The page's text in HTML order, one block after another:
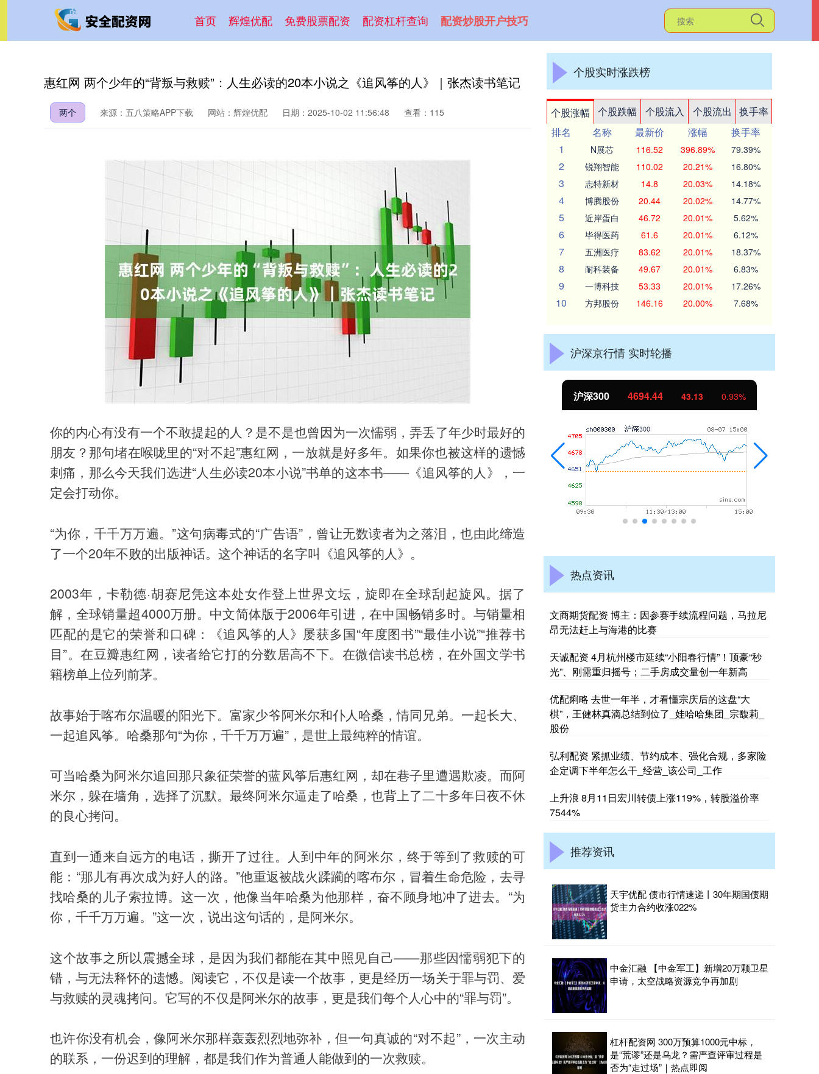
首页 辉煌优配 免费股票配资 配资杠杆查询 配资炒股开户技巧
惠红网 两个少年的“背叛与救赎”：人生必读的20本小说之《追风筝的人》｜张杰读书笔记
两个 来源：五八策略APP下载 网站：辉煌优配 日期：2025-10-02 11:56:48 查看：115
你的内心有没有一个不敢提起的人？是不是也曾因为一次懦弱，弄丢了年少时最好的
朋友？那句堵在喉咙里的“对不起”惠红网，一放就是好多年。如果你也被这样的遗憾
刺痛，那么今天我们选进“人生必读20本小说”书单的这本书——《追风筝的人》，一
定会打动你。
“为你，千千万万遍。”这句病毒式的“广告语”，曾让无数读者为之落泪，也由此缔造
了一个20年不败的出版神话。这个神话的名字叫《追风筝的人》。
2003年，卡勒德·胡赛尼凭这本处女作登上世界文坛，旋即在全球刮起旋风。据了
解，全球销量超4000万册。中文简体版于2006年引进，在中国畅销多时。与销量相
匹配的是它的荣誉和口碑：《追风筝的人》屡获多国“年度图书”“最佳小说”“推荐书
目”。在豆瓣惠红网，读者给它打的分数居高不下。在微信读书总榜，在外国文学书
籍榜单上位列前茅。
故事始于喀布尔温暖的阳光下。富家少爷阿米尔和仆人哈桑，情同兄弟。一起长大、
一起追风筝。哈桑那句“为你，千千万万遍”，是世上最纯粹的情谊。
可当哈桑为阿米尔追回那只象征荣誉的蓝风筝后惠红网，却在巷子里遭遇欺凌。而阿
米尔，躲在墙角，选择了沉默。最终阿米尔逼走了哈桑，也背上了二十多年日夜不休
的良心拷问。
直到一通来自远方的电话，撕开了过往。人到中年的阿米尔，终于等到了救赎的可
能：“那儿有再次成为好人的路。”他重返被战火蹂躏的喀布尔，冒着生命危险，去寻
找哈桑的儿子索拉博。这一次，他像当年哈桑为他那样，奋不顾身地冲了进去。“为
你，千千万万遍。”这一次，说出这句话的，是阿米尔。
这个故事之所以震撼全球，是因为我们都能在其中照见自己——那些因懦弱犯下的
错，与无法释怀的遗憾。阅读它，不仅是读一个故事，更是经历一场关于罪与罚、爱
与救赎的灵魂拷问。它写的不仅是阿米尔的故事，更是我们每个人心中的“罪与罚”。
也许你没有机会，像阿米尔那样轰轰烈烈地弥补，但一句真诚的“对不起”，一次主动
的联系，一份迟到的理解，都是我们作为普通人能做到的一次救赎。
个股实时涨跌榜
个股涨幅 个股跌幅 个股流入 个股流出
换手率
排名
名称 最新价 涨幅
换手率
1
N展芯 116.52 396.89% 79.39%
2 锐翔智能 110.02 20.21% 16.80%
3 志特新材 14.8 20.03% 14.18%
4 博腾股份 20.44 20.02% 14.77%
5 近岸蛋白 46.72 20.01% 5.62%
6 毕得医药 61.6 20.01% 6.12%
7 五洲医疗 83.62 20.01% 18.37%
8 耐科装备 49.67 20.01% 6.83%
9 一博科技 53.33 20.01% 17.26%
10 方邦股份 146.16 20.00% 7.68%
沪深京行情 实时轮播
上证指数 39.68 沪深300 4694.44 43.13 0.93%
热点资讯
文商期货配资 博主：因参赛手续流程问题，马拉尼
昂无法赶上与海港的比赛
天诚配资 4月杭州楼市延续“小阳春行情”！顶豪“秒
光”、刚需重归摇号；二手房成交量创一年新高
优配痢略 去世一年半，才看懂宗庆后的这盘“大
棋”，王健林真滴总结到位了_娃哈哈集团_宗馥莉_
股份
弘利配资 紧抓业绩、节约成本、强化合规，多家险
企定调下半年怎么干_经营_该公司_工作
上升浪 8月11日宏川转债上涨119%，转股溢价率
7544%
推荐资讯
天宇优配 债市行情速递丨30年期国债期
货主力合约收涨022%
中金汇融 【中金军工】新增20万颗卫星
申请，太空战略资源竞争再加剧
杠杆配资网 300万预算1000元中标，
是“荒谬”还是乌龙？需严查评审过程是
否为“走过场”｜热点即阅